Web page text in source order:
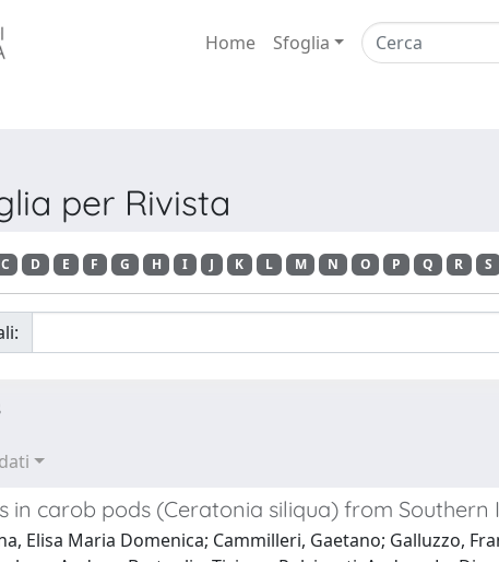
Home Sfoglia
per Rivista
C D E F G H I J K L M N O P Q R S
in carob pods (Ceratonia siliqua) from Southern
Elisa Maria Domenica; Cammilleri, Gaetano; Galluzzo,